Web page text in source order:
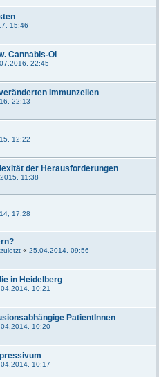
15:46
Cannabis-Öl
22:45
Immunzellen
22:13
12:22
der Herausforderungen
11:38
17:28
« 25.04.2014, 09:56
in Heidelberg
10:21
PatientInnen
10:20
10:17